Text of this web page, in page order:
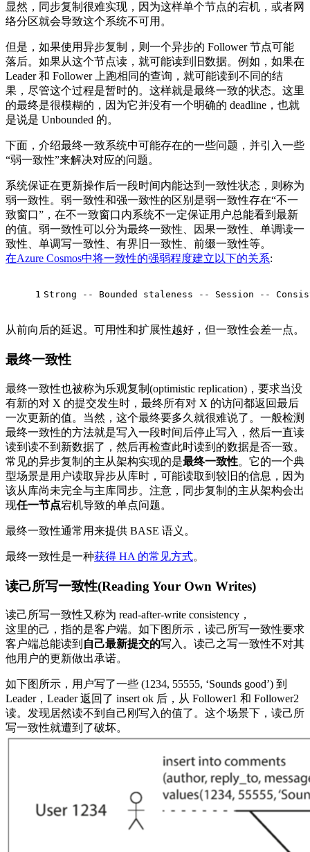
显然，同步复制很难实现，因为这样单个节点的宕机，或者网
络分区就会导致这个系统不可用。
但是，如果使用异步复制，则一个异步的 Follower 节点可能
落后。如果从这个节点读，就可能读到旧数据。例如，如果在
Leader 和 Follower 上跑相同的查询，就可能读到不同的结
果，尽管这个过程是暂时的。这样就是最终一致的状态。这里
的最终是很模糊的，因为它并没有一个明确的 deadline，也就
是说是 Unbounded 的。
下面，介绍最终一致系统中可能存在的一些问题，并引入一些
“弱一致性”来解决对应的问题。
系统保证在更新操作后一段时间内能达到一致性状态，则称为
弱一致性。弱一致性和强一致性的区别是弱一致性存在“不一
致窗口”，在不一致窗口内系统不一定保证用户总能看到最新
的值。弱一致性可以分为最终一致性、因果一致性、单调读一
致性、单调写一致性、有界旧一致性、前缀一致性等。
在Azure Cosmos中将一致性的强弱程度建立以下的关系:
1 Strong -- Bounded staleness -- Session --
从前向后的延迟。可用性和扩展性越好，但一致性会差一点。
最终一致性
最终一致性也被称为乐观复制(optimistic replication)，要求当没
有新的对 X 的提交发生时，最终所有对 X 的访问都返回最后
一次更新的值。当然，这个最终要多久就很难说了。一般检测
最终一致性的方法就是写入一段时间后停止写入，然后一直读
读到读不到新数据了，然后再检查此时读到的数据是否一致。
常见的异步复制的主从架构实现的是最终一致性。它的一个典
型场景是用户读取异步从库时，可能读取到较旧的信息，因为
该从库尚未完全与主库同步。注意，同步复制的主从架构会出
现任一节点宕机导致的单点问题。
最终一致性通常用来提供 BASE 语义。
最终一致性是一种获得 HA 的常见方式。
读己所写一致性(Reading Your Own Writes)
读己所写一致性又称为 read-after-write consistency，
这里的己，指的是客户端。如下图所示，读己所写一致性要求
客户端总能读到 自己最新提交的写入。读己之写一致性不对其
他用户的更新做出承诺。
如下图所示，用户写了一些 (1234, 55555, ‘Sounds good’) 到
Leader，Leader 返回了 insert ok 后，从 Follower1 和 Follower2
读。发现居然读不到自己刚写入的值了。这个场景下，读己所
写一致性就遭到了破坏。